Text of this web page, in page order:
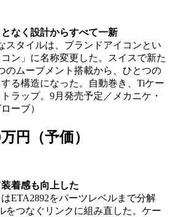
なく設計からすべて一新
スタイルは、ブランドアイコンとい
ン」に名称変更した。スイスで新た
のムーブメント搭載から、ひとつの
る構造になった。自動巻き、Tiケー
ラップ。9月発売予定／メカニケ・
ーブ）
円（予価）
着感も向上した
ETA2892をパーツレベルまで分解
をつなぐリンクに組み直した。ケー